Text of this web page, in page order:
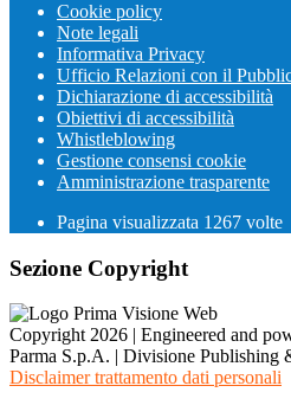
Cookie policy
Note legali
Informativa Privacy
Ufficio Relazioni con il
Dichiarazione di accessibilità
Obiettivi di accessibilità
Whistleblowing
Gestione consensi cookie
Amministrazione trasparente
Pagina visualizzata 1267 volte
Sezione Copyright
Copyright 2026 | Engineered and
Parma S.p.A. | Divisione Publishing
Disclaimer trattamento dati personali